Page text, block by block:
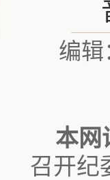
编辑
本网
召开纪